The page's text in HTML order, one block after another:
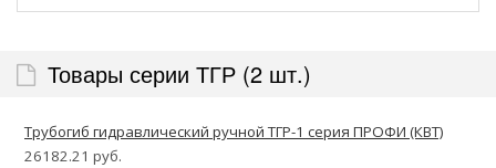
Товары серии ТГР (2 шт.)
Трубогиб гидравлический ручной ТГР-1 серия ПРОФИ (КВТ)
26182.21 руб.